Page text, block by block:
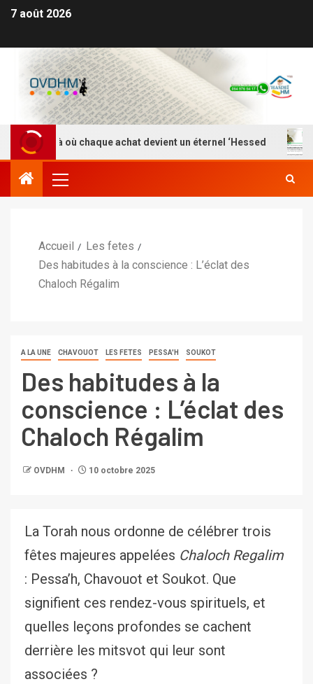
7 août 2026
– Là où chaque achat devient un éternel ‘Hessed
Accueil
Les fetes
Des habitudes à la conscience : L’éclat des
Chaloch Régalim
A LA UNE CHAVOUOT LES FETES PESSA'H SOUKOT
Des habitudes à la
conscience : L’éclat des
Chaloch Régalim
OVDHM 10 octobre 2025
La Torah nous ordonne de célébrer trois
fêtes majeures appelées Chaloch Regalim
: Pessa’h, Chavouot et Soukot. Que
signifient ces rendez-vous spirituels, et
quelles leçons profondes se cachent
derrière les mitsvot qui leur sont
associées ?